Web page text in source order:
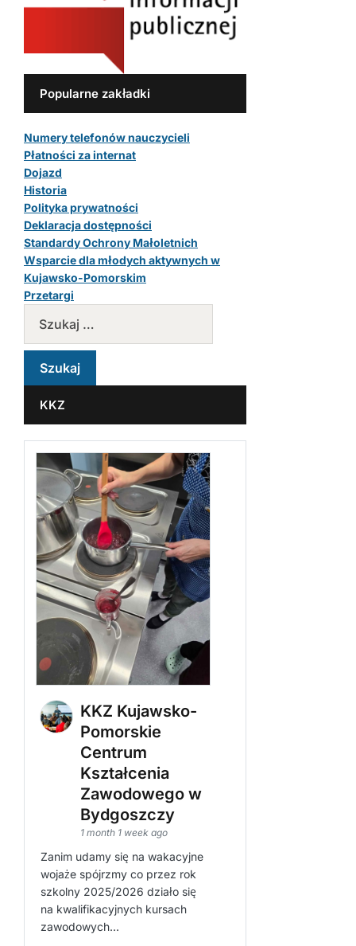
Popularne zakładki
Numery telefonów nauczycieli
Płatności za internat
Dojazd
Historia
Polityka prywatności
Deklaracja dostępności
Standardy Ochrony Małoletnich
Wsparcie dla młodych aktywnych w
Kujawsko-Pomorskim
Przetargi
KKZ
KKZ Kujawsko-
Pomorskie
Centrum
Kształcenia
Zawodowego w
Bydgoszczy
1 month 1 week ago
Zanim udamy się na wakacyjne
wojaże spójrzmy co przez rok
szkolny 2025/2026 działo się
na kwalifikacyjnych kursach
zawodowych...